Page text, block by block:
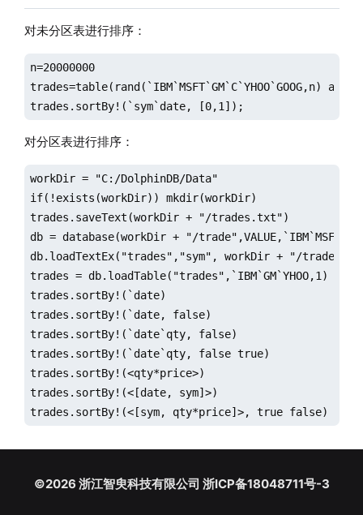
对未分区表进行排序：
n=20000000
trades.sortBy!(`sym`date, [0,1]);
对分区表进行排序：
workDir = "C:/DolphinDB/Data"
if(!exists(workDir)) mkdir(workDir)
trades.saveText(workDir + "/trades.txt")
db = database(workDir + "/
db.loadTextEx("trades","sym", workDir + "/
trades = db.loadTable("trades",`IBM`GM`YHOO,1)
trades.sortBy!(`date)
trades.sortBy!(`date, false)
trades.sortBy!(`date`qty, false)
trades.sortBy!(`date`qty, false true)
trades.sortBy!(<qty*price>)
trades.sortBy!(<[date, sym]>)
trades.sortBy!(<[sym, qty*price]>, true false)
©2026 浙江智臾科技有限公司 浙ICP备18048711号-3